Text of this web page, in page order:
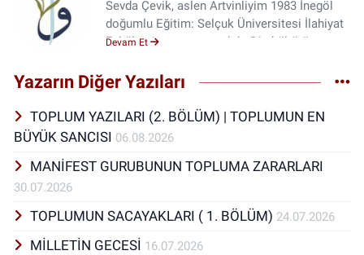
Sevda Çevik, aslen Artvinliyim 1983 İnegöl
doğumlu Eğitim: Selçuk Üniversitesi İlahiyat
Fakültesi mezunu meslek: Din kültürü ve
etmek, okumak, ney üflemek gibi hobilerim
Devam Et
Yazarın Diğer Yazıları
TOPLUM YAZILARI (2. BÖLÜM) | TOPLUMUN EN
BÜYÜK SANCISI 06.08.2026
MANİFEST GURUBUNUN TOPLUMA ZARARLARI
30.07.2026
TOPLUMUN SACAYAKLARI ( 1. BÖLÜM) 24.07.2026
MİLLETİN GECESİ 16.07.2026